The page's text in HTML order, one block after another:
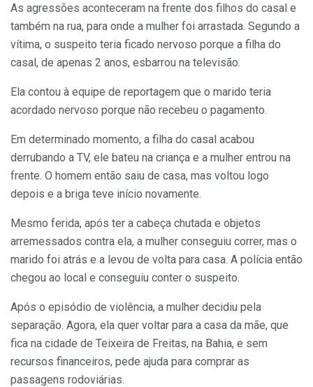
As agressões aconteceram na frente dos filhos do casal e
também na rua, para onde a mulher foi arrastada. Segundo a
vítima, o suspeito teria ficado nervoso porque a filha do
casal, de apenas 2 anos, esbarrou na televisão.
Ela contou à equipe de reportagem que o marido teria
acordado nervoso porque não recebeu o pagamento.
Em determinado momento, a filha do casal acabou
derrubando a TV, ele bateu na criança e a mulher entrou na
frente. O homem então saiu de casa, mas voltou logo
depois e a briga teve início novamente.
Mesmo ferida, após ter a cabeça chutada e objetos
arremessados contra ela, a mulher conseguiu correr, mas o
marido foi atrás e a levou de volta para casa. A polícia então
chegou ao local e conseguiu conter o suspeito.
Após o episódio de violência, a mulher decidiu pela
separação. Agora, ela quer voltar para a casa da mãe, que
fica na cidade de Teixeira de Freitas, na Bahia, e sem
recursos financeiros, pede ajuda para comprar as
passagens rodoviárias.